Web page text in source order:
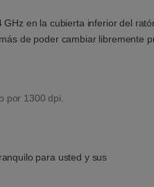
en la cubierta inferior del
de poder cambiar libremente
por 1300 dpi.
para usted y sus